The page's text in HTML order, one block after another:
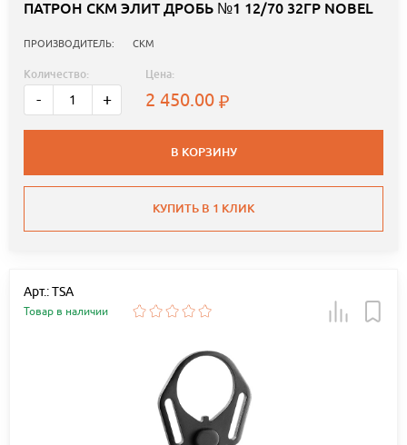
ПАТРОН СКМ ЭЛИТ ДРОБЬ №1 12/70 32ГР NOBEL
ПРОИЗВОДИТЕЛЬ: СКМ
Количество:
- +
Цена:
2 450.00
В КОРЗИНУ
КУПИТЬ В 1 КЛИК
Арт.: TSA
Товар в наличии